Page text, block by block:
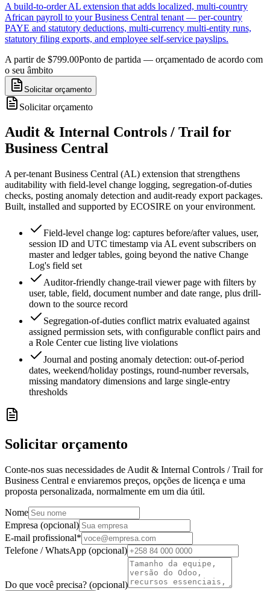
A build-to-order AL extension that adds localized, multi-country
African payroll to your Business Central tenant — per-country
PAYE and statutory deductions, multi-currency multi-entity runs,
statutory filing exports, and employee self-service payslips.
A partir de $799.00Ponto de partida — orçamentado de acordo com
o seu âmbito
Solicitar orçamento
Solicitar orçamento
Audit & Internal Controls / Trail for
Business Central
A per-tenant Business Central (AL) extension that strengthens
auditability with field-level change logging, segregation-of-duties
checks, posting anomaly detection and audit-ready export packages.
Built, installed and supported by ECOSIRE on your environment.
Field-level change log: captures before/after values, user,
session ID and UTC timestamp via AL event subscribers on
master and ledger tables, going beyond the native Change
Log's field set
Auditor-friendly change-trail viewer page with filters by
user, table, field, document number and date range, plus drill-
down to the source record
Segregation-of-duties conflict matrix evaluated against
assigned permission sets, with configurable conflict pairs and
a Role Center cue listing live violations
Journal and posting anomaly detection: out-of-period
dates, weekend/holiday postings, round-number reversals,
missing mandatory dimensions and large single-entry
thresholds
Solicitar orçamento
Conte-nos suas necessidades de Audit & Internal Controls / Trail for
Business Central e enviaremos preços, opções de licença e uma
proposta personalizada, normalmente em um dia útil.
Nome
Empresa (opcional)
E-mail profissional*
Telefone / WhatsApp (opcional)
Do que você precisa? (opcional)